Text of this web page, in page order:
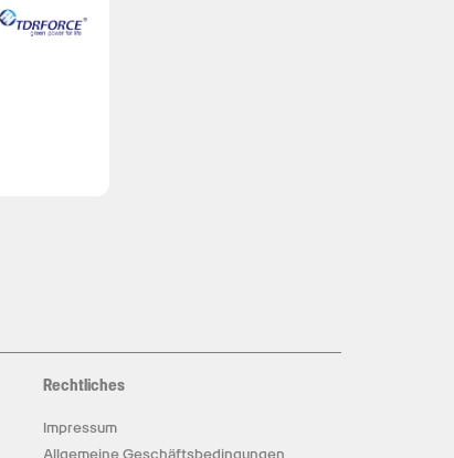
Rechtliches
Impressum
Allgemeine Geschäftsbedingungen